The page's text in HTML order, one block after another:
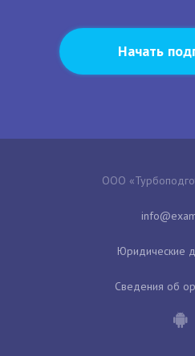
Начать
ООО
Юридические
Сведения об